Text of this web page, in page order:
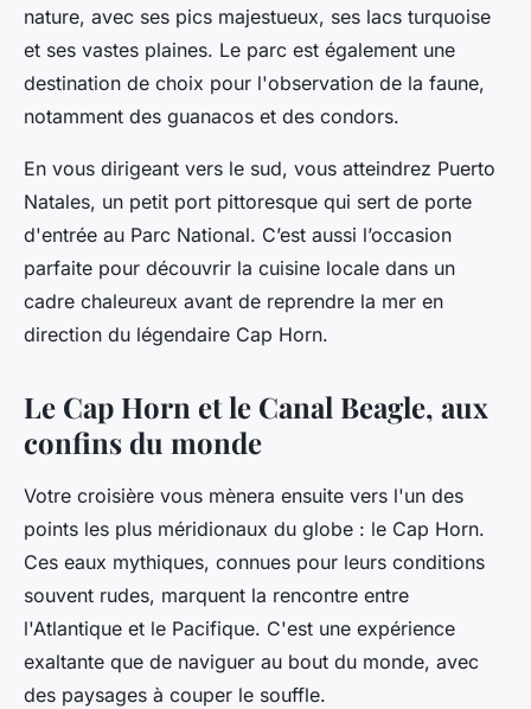
nature, avec ses pics majestueux, ses lacs turquoise
et ses vastes plaines. Le parc est également une
destination de choix pour l'observation de la faune,
notamment des guanacos et des condors.
En vous dirigeant vers le sud, vous atteindrez Puerto
Natales, un petit port pittoresque qui sert de porte
d'entrée au Parc National. C’est aussi l’occasion
parfaite pour découvrir la cuisine locale dans un
cadre chaleureux avant de reprendre la mer en
direction du légendaire Cap Horn.
Le Cap Horn et le Canal Beagle, aux
confins du monde
Votre croisière vous mènera ensuite vers l'un des
points les plus méridionaux du globe : le Cap Horn.
Ces eaux mythiques, connues pour leurs conditions
souvent rudes, marquent la rencontre entre
l'Atlantique et le Pacifique. C'est une expérience
exaltante que de naviguer au bout du monde, avec
des paysages à couper le souffle.